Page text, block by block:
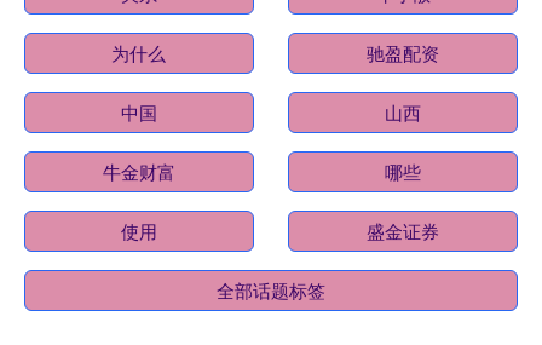
为什么 驰盈配资
中国 山西
牛金财富 哪些
使用 盛金证券
全部话题标签